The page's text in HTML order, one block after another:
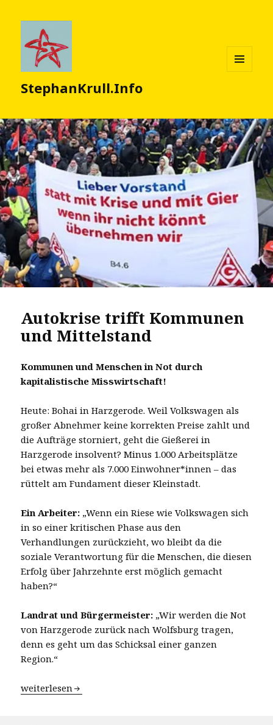
StephanKrull.Info
Autokrise trifft Kommunen
und Mittelstand
Kommunen und Menschen in Not durch
kapitalistische Misswirtschaft!
Heute: Bohai in Harzgerode. Weil Volkswagen als
großer Abnehmer keine korrekten Preise zahlt und
die Aufträge storniert, geht die Gießerei in
Harzgerode insolvent? Minus 1.000 Arbeitsplätze
bei etwas mehr als 7.000 Einwohner*innen – das
rüttelt am Fundament dieser Kleinstadt.
Ein Arbeiter: „Wenn ein Riese wie Volkswagen sich
in so einer kritischen Phase aus den
Verhandlungen zurückzieht, wo bleibt da die
soziale Verantwortung für die Menschen, die diesen
Erfolg über Jahrzehnte erst möglich gemacht
haben?“
Landrat und Bürgermeister: „Wir werden die Not
von Harzgerode zurück nach Wolfsburg tragen,
denn es geht um das Schicksal einer ganzen
Region.“
Autokrise trifft Kommunen und Mittelstand
weiterlesen